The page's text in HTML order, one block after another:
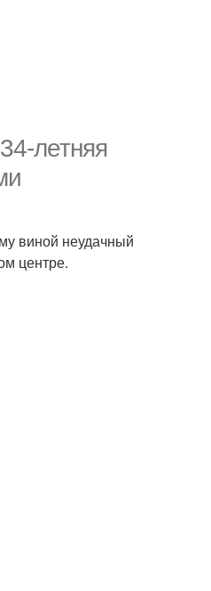
летняя
виной неудачный
центре.